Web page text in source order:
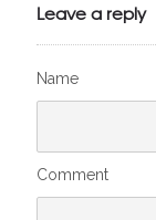
Leave a reply
Name
Comment